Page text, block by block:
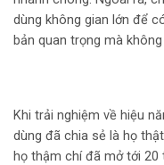
dùng không gian lớn để
bản quan trọng mà
Khi trải nghiệm về hiệu
dùng đã chia sẻ là họ
họ thậm chí đã mở tới